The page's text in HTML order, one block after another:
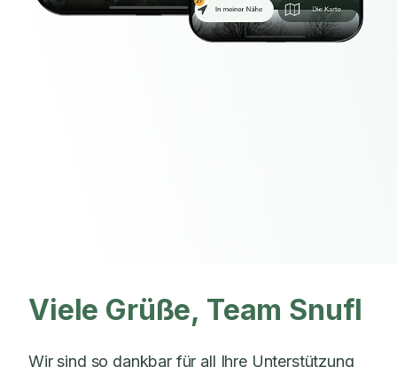
Viele Grüße, Team Snufl
Wir sind so dankbar für all Ihre Unterstützung